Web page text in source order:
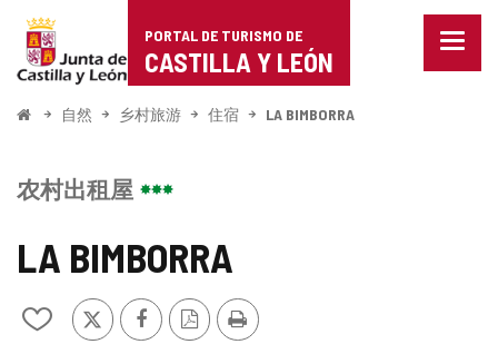
Portal
de
Turismo
Castilla
León
PORTAL DE TURISMO DE
CASTILLA Y LEÓN
菜
开
自然 乡村旅游 住宿 LA BIMBORRA
LA BIMBORRA
从
推
特
FacebookPDF
版
打
印
农村出租屋